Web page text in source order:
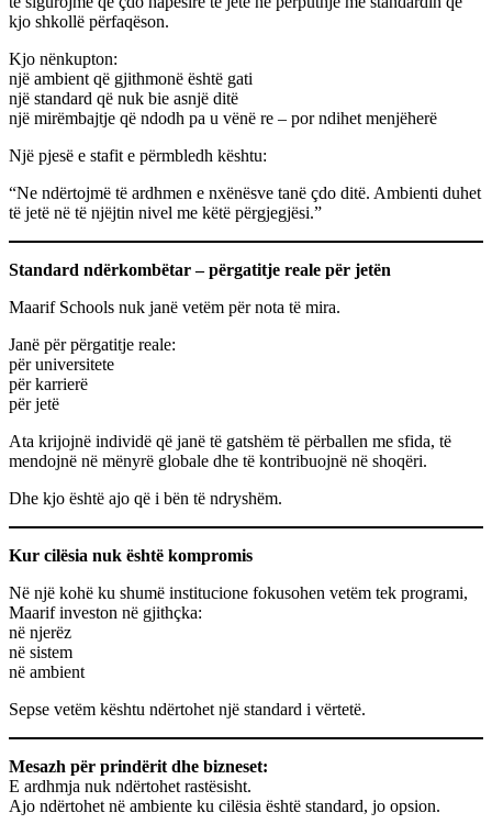
kjo shkollë përfaqëson.
Kjo nënkupton:
një ambient që gjithmonë është gati
një standard që nuk bie asnjë ditë
një mirëmbajtje që ndodh pa u vënë re – por ndihet menjëherë
Një pjesë e stafit e përmbledh kështu:
“Ne ndërtojmë të ardhmen e nxënësve tanë çdo ditë. Ambienti duhet
të jetë në të njëjtin nivel me këtë përgjegjësi.”
Standard ndërkombëtar – përgatitje reale për jetën
Maarif Schools nuk janë vetëm për nota të mira.
Janë për përgatitje reale:
për universitete
për karrierë
për jetë
Ata krijojnë individë që janë të gatshëm të përballen me sfida, të
mendojnë në mënyrë globale dhe të kontribuojnë në shoqëri.
Dhe kjo është ajo që i bën të ndryshëm.
Kur cilësia nuk është kompromis
Në një kohë ku shumë institucione fokusohen vetëm tek programi,
Maarif investon në gjithçka:
në njerëz
në sistem
në ambient
Sepse vetëm kështu ndërtohet një standard i vërtetë.
Mesazh për prindërit dhe bizneset:
E ardhmja nuk ndërtohet rastësisht.
Ajo ndërtohet në ambiente ku cilësia është standard, jo opsion.